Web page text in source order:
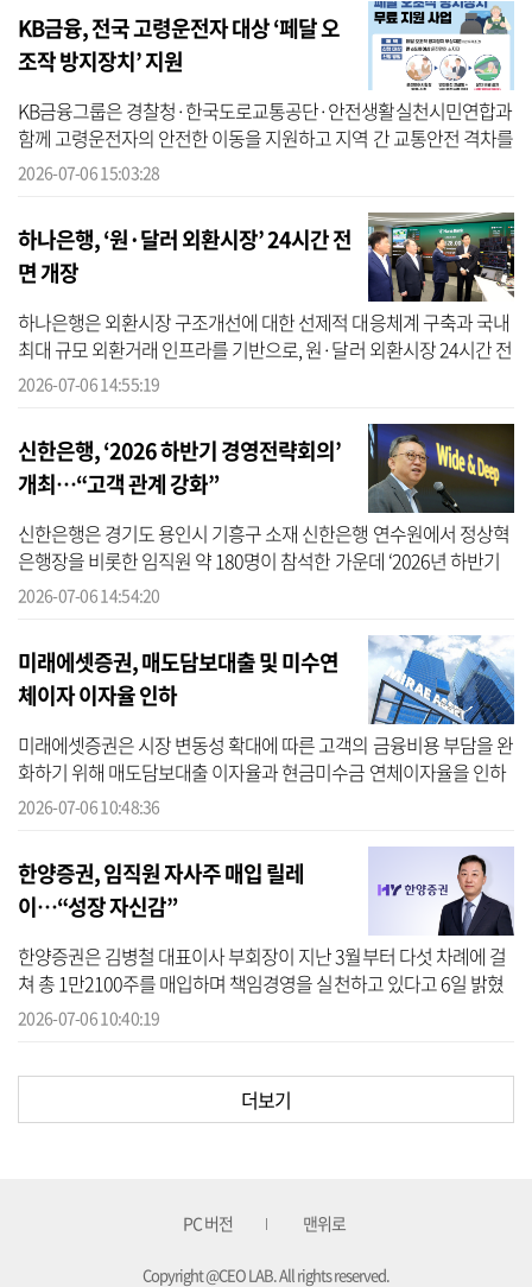
KB금융, 전국 고령운전자 대상 ‘페달 오
조작 방지장치’ 지원
KB금융그룹은 경찰청·한국도로교통공단·안전생활실천시민연합과
함께 고령운전자의 안전한 이동을 지원하고 지역 간 교통안전 격차를
완화하기 위해 전국 단위의 ‘페달 오조작 방지장치 지원사업’을 추진
2026-07-06 15:03:28
하나은행, ‘원·달러 외환시장’ 24시간 전
면 개장
하나은행은 외환시장 구조개선에 대한 선제적 대응체계 구축과 국내
최대 규모 외환거래 인프라를 기반으로, 원·달러 외환시장 24시간 전
면 개장 첫날의 포문을 성공리에 열었다고 6일 밝혔다. 하나은행에 따
2026-07-06 14:55:19
신한은행, ‘2026 하반기 경영전략회의’
개최…“고객 관계 강화”
신한은행은 경기도 용인시 기흥구 소재 신한은행 연수원에서 정상혁
은행장을 비롯한 임직원 약 180명이 참석한 가운데 ‘2026년 하반기
경영전략회의’를 개최했다고 6일 밝혔다. 신한은행에 따르면 이번 경
2026-07-06 14:54:20
미래에셋증권, 매도담보대출 및 미수연
체이자 이자율 인하
미래에셋증권은 시장 변동성 확대에 따른 고객의 금융비용 부담을 완
화하기 위해 매도담보대출 이자율과 현금미수금 연체이자율을 인하
한다고 6일 밝혔다. 이에 매도담보대출 이자율은 연 9.0%에서 7.95%
2026-07-06 10:48:36
한양증권, 임직원 자사주 매입 릴레
이…“성장 자신감”
한양증권은 김병철 대표이사 부회장이 지난 3월부터 다섯 차례에 걸
쳐 총 1만2100주를 매입하며 책임경영을 실천하고 있다고 6일 밝혔
다. 한양증권 임직원들이 올해 들어 자사주 매입을 이어가며 책임경
2026-07-06 10:40:19
더보기
PC 버전 맨위로
Copyright @CEO LAB. All rights reserved.